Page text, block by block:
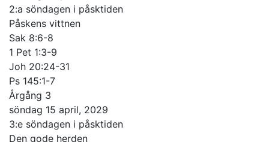
2:a söndagen i påsktiden
Påskens vittnen
Sak 8:6-8
1 Pet 1:3-9
Joh 20:24-31
Ps 145:1-7
Årgång 3
söndag 15 april, 2029
3:e söndagen i påsktiden
Den gode herden